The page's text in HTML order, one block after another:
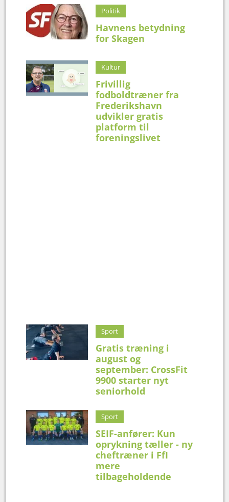
Politik
Havnens betydning
for Skagen
Kultur
Frivillig
fodboldtræner fra
Frederikshavn
udvikler gratis
platform til
foreningslivet
Sport
Gratis træning i
august og
september: CrossFit
9900 starter nyt
seniorhold
Sport
SEIF-anfører: Kun
oprykning tæller - ny
cheftræner i FfI
mere
tilbageholdende